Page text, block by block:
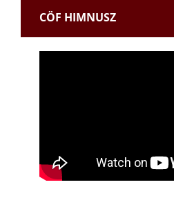
CÖF HIMNUSZ